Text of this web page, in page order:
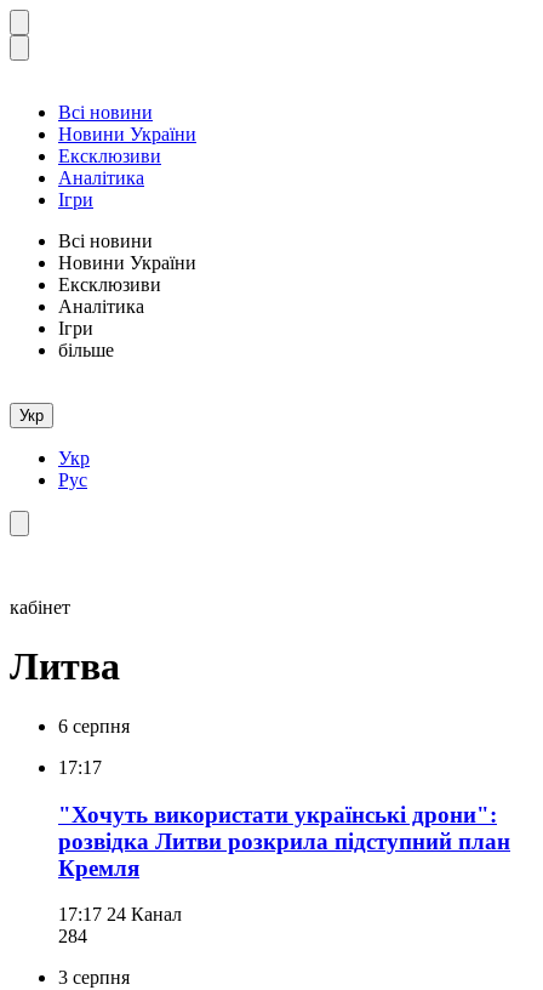
Всі новини
Новини України
Ексклюзиви
Аналітика
Ігри
Всі новини
Новини України
Ексклюзиви
Аналітика
Ігри
більше
Укр
Укр
Рус
кабінет
Литва
6 серпня
17:17
"Хочуть використати українські дрони":
розвідка Литви розкрила підступний план
Кремля
17:17 24 Канал
284
3 серпня